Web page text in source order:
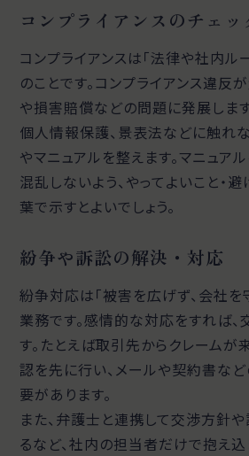
コンプライアンスのチェッ
コンプライアンスは「法律や社内ル
のことです。コンプライアンス違反
や損害賠償などの問題に発展しま
個人情報保護、景表法などに触れ
やマニュアルを整えます。マニュア
混乱しないよう、やってよいこと・
葉で示すとよいでしょう。
紛争や訴訟の解決・対応
紛争対応は「被害を広げず、会社を
業務です。感情的な対応をすれば
す。たとえば取引先からクレームが
認を先に行い、メールや契約書な
要があります。
また、弁護士と連携して交渉方針
るなど、社内の担当者だけで抱え